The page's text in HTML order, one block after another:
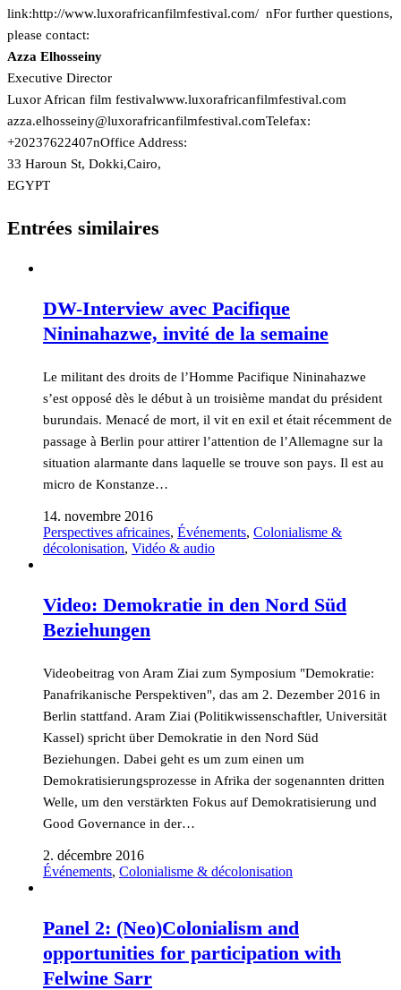
link:http://www.luxorafricanfilmfestival.com/ nFor further questions,
please contact:
Azza Elhosseiny
Executive Director
Luxor African film festivalwww.luxorafricanfilmfestival.com
moc.lavitsefmlifnacirfaroxul@yniessohle.azzaTelefax:
+20237622407nOffice Address:
33 Haroun St, Dokki,Cairo,
EGYPT
Entrées similaires
DW-Interview avec Pacifique
Nininahazwe, invité de la semaine
Le militant des droits de l’Homme Pacifique Nininahazwe
s’est opposé dès le début à un troisième mandat du président
burundais. Menacé de mort, il vit en exil et était récemment de
passage à Berlin pour attirer l’attention de l’Allemagne sur la
situation alarmante dans laquelle se trouve son pays. Il est au
micro de Konstanze…
14. novembre 2016
Perspectives africaines, Événements, Colonialisme &
décolonisation, Vidéo & audio
Video: Demokratie in den Nord Süd
Beziehungen
Videobeitrag von Aram Ziai zum Symposium "Demokratie:
Panafrikanische Perspektiven", das am 2. Dezember 2016 in
Berlin stattfand. Aram Ziai (Politikwissenschaftler, Universität
Kassel) spricht über Demokratie in den Nord Süd
Beziehungen. Dabei geht es um zum einen um
Demokratisierungsprozesse in Afrika der sogenannten dritten
Welle, um den verstärkten Fokus auf Demokratisierung und
Good Governance in der…
2. décembre 2016
Événements, Colonialisme & décolonisation
Panel 2: (Neo)Colonialism and
opportunities for participation with
Felwine Sarr